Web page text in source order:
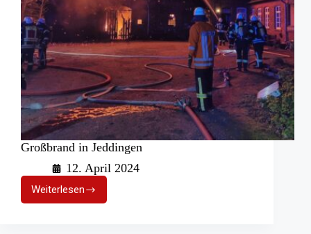
Großbrand in Jeddingen
12. April 2024
WeiterlesenGroßbrand
in